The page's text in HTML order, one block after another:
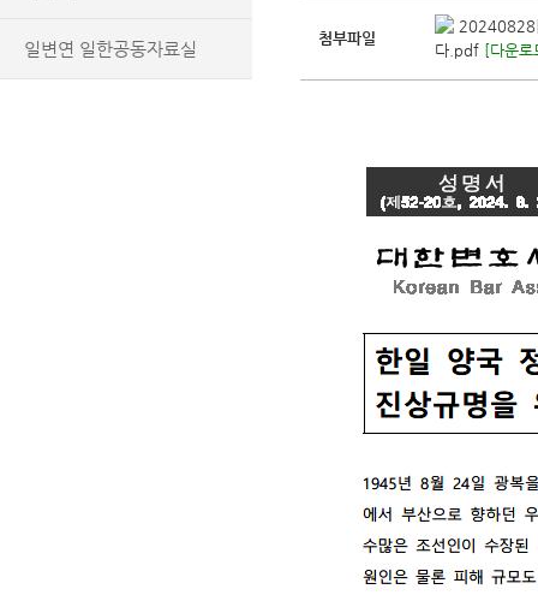
일변연 일한공동자료실
첨부파일
20240828[
다.pdf [다운